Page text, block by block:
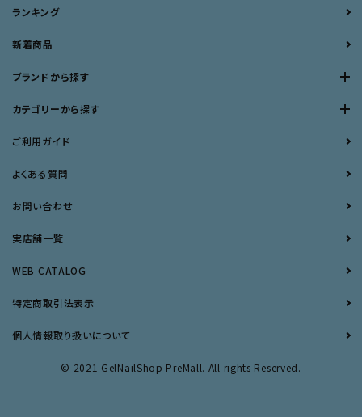
ランキング
新着商品
ブランドから探す
カテゴリーから探す
ご利用ガイド
よくある質問
お問い合わせ
実店舗一覧
WEB CATALOG
特定商取引法表示
個人情報取り扱いについて
© 2021 GelNailShop PreMall. All rights Reserved.